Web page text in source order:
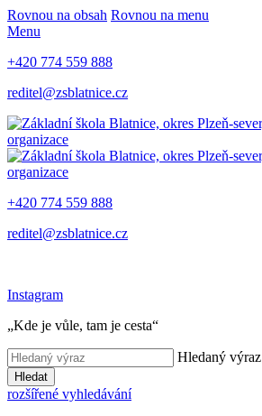
Rovnou na obsah Rovnou na menu
Menu
+420 774 559 888
reditel@zsblatnice.cz
+420 774 559 888
reditel@zsblatnice.cz
Instagram
„Kde je vůle, tam je cesta“
Hledaný výraz
Hledat
rozšířené vyhledávání